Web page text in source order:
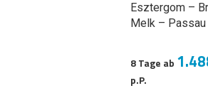
Esztergom –
Melk – Passau
8 Tage ab
p.P.